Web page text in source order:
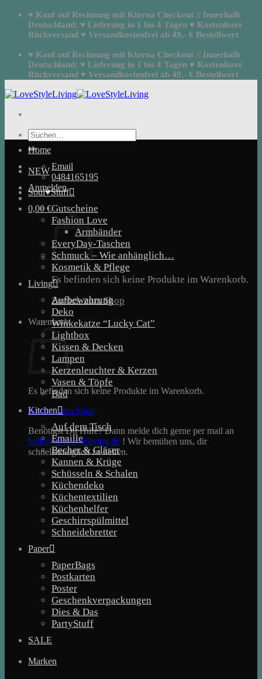
Zum
springen
♥ Kauf auf Rechnung mit Klarna Checkout // Innerhalb
Deutschland: ♥ Lieferung in 1 bis 4 Tagen ♥ Kostenloser
Rückversand ♥ Versandkostenfrei ab 49,- € Bestellwert
♥ Kauf auf Rechnung mit Klarna Checkout // Innerhalb
Deutschland: ♥ Lieferung in 1 bis 4 Tagen ♥ Kostenloser
Rückversand ♥ Versandkostenfrei ab 49,- € Bestellwert
Suchen
nach:
Email
0484165195
Anmelden
0,00€
Es befinden sich keine Produkte im Warenkorb.
Zurück zum Shop
Warenkorb
Es befinden sich keine Produkte im Warenkorb.
Zurück zum Shop
Benötigst Du Hilfe? Dann melde dich gerne per mail an
hello@lovestyleliving.de ! Wir bemühen uns, dir
schnellstmöglich zu helfen.
Home
NEW
Soul♥Stuff
Gutscheine
Fashion Love
Armbänder
EveryDay-Taschen
Schmuck – Wie anhänglich…
Kosmetik & Pflege
Living
Aufbewahrung
Deko
Winkekatze “Lucky Cat”
Lightbox
Kissen & Decken
Lampen
Kerzenleuchter & Kerzen
Vasen & Töpfe
Bad
Kitchen
Auf dem Tisch
Emaille
Becher & Gläser
Kannen & Krüge
Schüsseln & Schalen
Küchendeko
Küchentextilien
Küchenhelfer
Geschirrspülmittel
Schneidebretter
Paper
PaperBags
Postkarten
Poster
Geschenkverpackungen
Dies & Das
PartyStuff
SALE
Marken